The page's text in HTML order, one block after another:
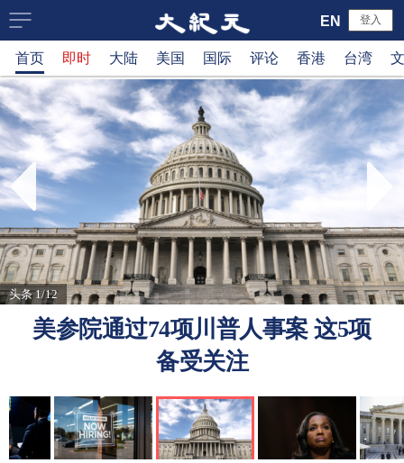
大
纪
元
新
闻
网
登入
EN
首页 即时 大陆 美国 国际 评论 香港 台湾
头条 1/12
美参院通过74项川普人事案 这5项
备受关注